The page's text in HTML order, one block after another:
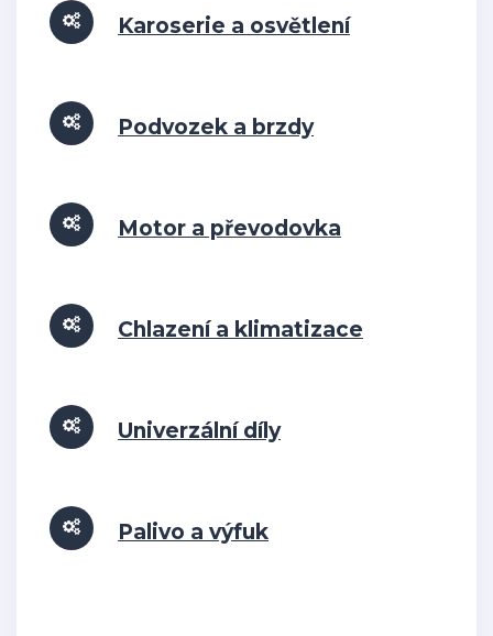
Karoserie a osvětlení
Podvozek a brzdy
Motor a převodovka
Chlazení a klimatizace
Univerzální díly
Palivo a výfuk